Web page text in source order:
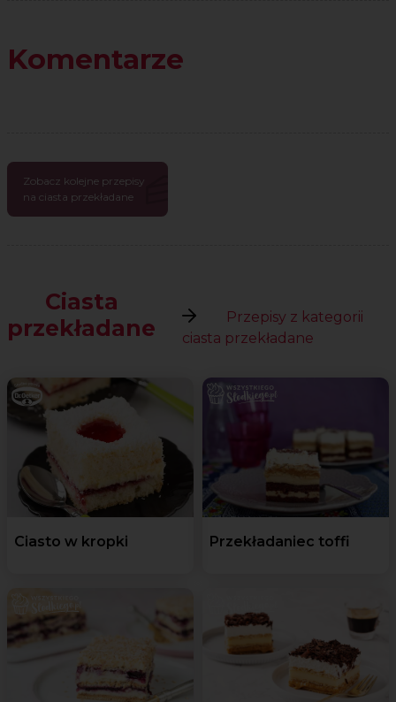
Komentarze
Zobacz kolejne przepisy
na ciasta przekładane
Ciasta
przekładane
Przepisy z kategorii
ciasta przekładane
Ciasto w kropki Przekładaniec toffi